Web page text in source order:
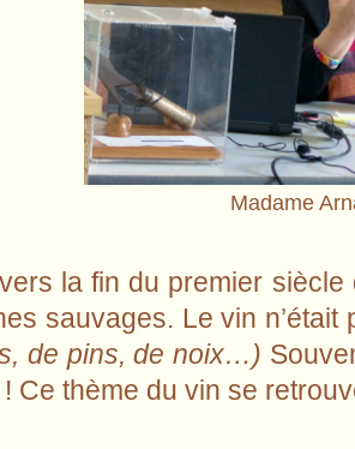
Madame
vers la fin du premier
sauvages. Le vin
de pins, de noix…)
Ce thème du vin se